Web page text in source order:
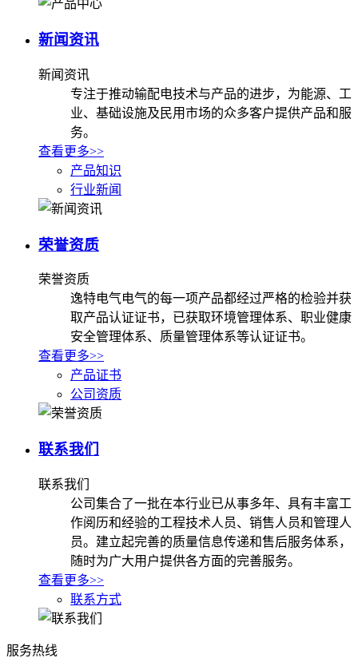
新闻资讯
新闻资讯
专注于推动输配电技术与产品的进步，为能源、工
业、基础设施及民用市场的众多客户提供产品和服
务。
查看更多>>
产品知识
行业新闻
荣誉资质
荣誉资质
逸特电气电气的每一项产品都经过严格的检验并获
取产品认证证书，已获取环境管理体系、职业健康
安全管理体系、质量管理体系等认证证书。
查看更多>>
产品证书
公司资质
联系我们
联系我们
公司集合了一批在本行业已从事多年、具有丰富工
作阅历和经验的工程技术人员、销售人员和管理人
员。建立起完善的质量信息传递和售后服务体系，
随时为广大用户提供各方面的完善服务。
查看更多>>
联系方式
服务热线